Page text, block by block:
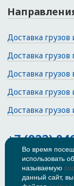
Доставка
Доставка грузов
Доставка
Доставка
Доставка
+7 (922)
Тюмень,
© 2026Политика
Во время
использовать
называемую
данный сайт,